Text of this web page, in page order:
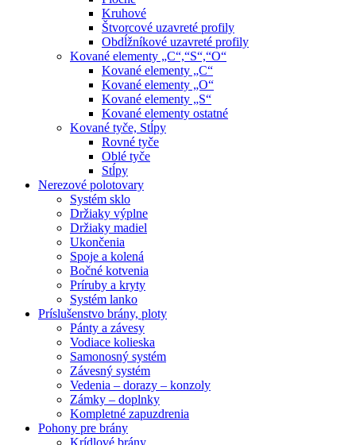
Kruhové
Štvorcové uzavreté profily
Obdĺžníkové uzavreté profily
Kované elementy „C“,“S“,“O“
Kované elementy „C“
Kované elementy „O“
Kované elementy „S“
Kované elementy ostatné
Kované tyče, Stĺpy
Rovné tyče
Oblé tyče
Stĺpy
Nerezové polotovary
Systém sklo
Držiaky výplne
Držiaky madiel
Ukončenia
Spoje a kolená
Bočné kotvenia
Príruby a kryty
Systém lanko
Príslušenstvo brány, ploty
Pánty a závesy
Vodiace kolieska
Samonosný systém
Závesný systém
Vedenia – dorazy – konzoly
Zámky – doplnky
Kompletné zapuzdrenia
Pohony pre brány
Krídlové brány